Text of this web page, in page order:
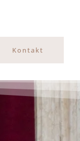
Kontakt